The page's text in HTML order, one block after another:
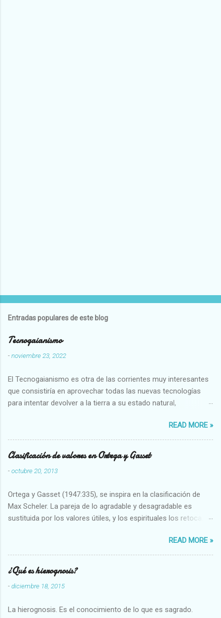
Entradas populares de este blog
Tecnogaianismo
-noviembre 23, 2022
El Tecnogaianismo es otra de las corrientes muy interesantes
que consistiría en aprovechar todas las nuevas tecnologías
para intentar devolver a la tierra a su estado natural,
READ MORE »
Clasificación de valores en Ortega y Gasset
-octubre 20, 2013
Ortega y Gasset (1947:335), se inspira en la clasificación de
Max Scheler. La pareja de lo agradable y desagradable es
sustituida por los valores útiles, y los espirituales los retoca.
Abundante-Escaso,etc 2 VITALES Sano-Enfermo Selecto-
Vulgar Enérgico-Inerte Fuerte-Débil,etc. 3 ESPIRITUALES a)
Intelectuales Conocimiento-Error Exacto-Aproximado
Evidente-Probable,etc b) Morales Bueno-malo Bondadoso-
malvado Justo-Injusto Escrupuloso-Relajado Leal-Desleal,etc.
Armonioso-Inarmonioso 4 RELIGIOSOS Santo-Pr...
READ MORE »
¿Qué es hierognosis?
-diciembre 18, 2015
La hierognosis. Es el conocimiento de lo que es sagrado.